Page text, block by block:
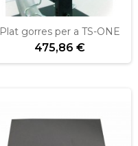
Plat gorres per a TS-ONE
475,86 €